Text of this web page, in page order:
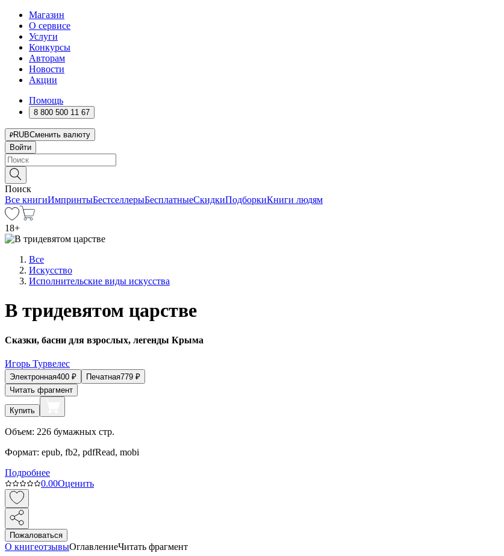
Магазин
О сервисе
Услуги
Конкурсы
Авторам
Новости
Акции
Помощь
8 800 500 11 67
RUBСменить валюту
Войти
Поиск
Все книгиИмпринтыБестселлерыБесплатныеСкидкиПодборкиКниги людям
18+
Все
Искусство
Исполнительские виды искусства
В тридевятом царстве
Сказки, басни для взрослых, легенды Крыма
Игорь Турвелес
Электронная400 ₽ Печатная779 ₽
Читать фрагмент
Купить
Объем: 226 бумажных стр.
Формат: epub, fb2, pdfRead, mobi
Подробнее
0.00Оценить
Пожаловаться
О книгеотзывыОглавлениеЧитать фрагмент